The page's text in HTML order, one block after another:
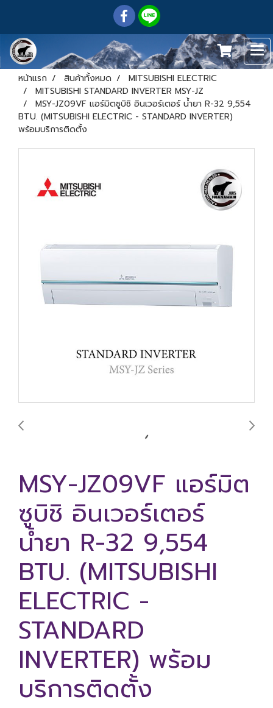
หน้าแรก สินค้าทั้งหมด
MITSUBISHI ELECTRIC
MITSUBISHI STANDARD INVERTER MSY-JZ
MSY-JZ09VF แอร์มิตซูบิชิ อินเวอร์เตอร์ น้ำยา R-32 9,554
BTU. (MITSUBISHI ELECTRIC - STANDARD INVERTER)
พร้อมบริการติดตั้ง
MSY-JZ09VF แอร์มิต
ซูบิชิ อินเวอร์เตอร์
น้ำยา R-32 9,554
BTU. (MITSUBISHI
ELECTRIC -
STANDARD
INVERTER) พร้อม
บริการติดตั้ง